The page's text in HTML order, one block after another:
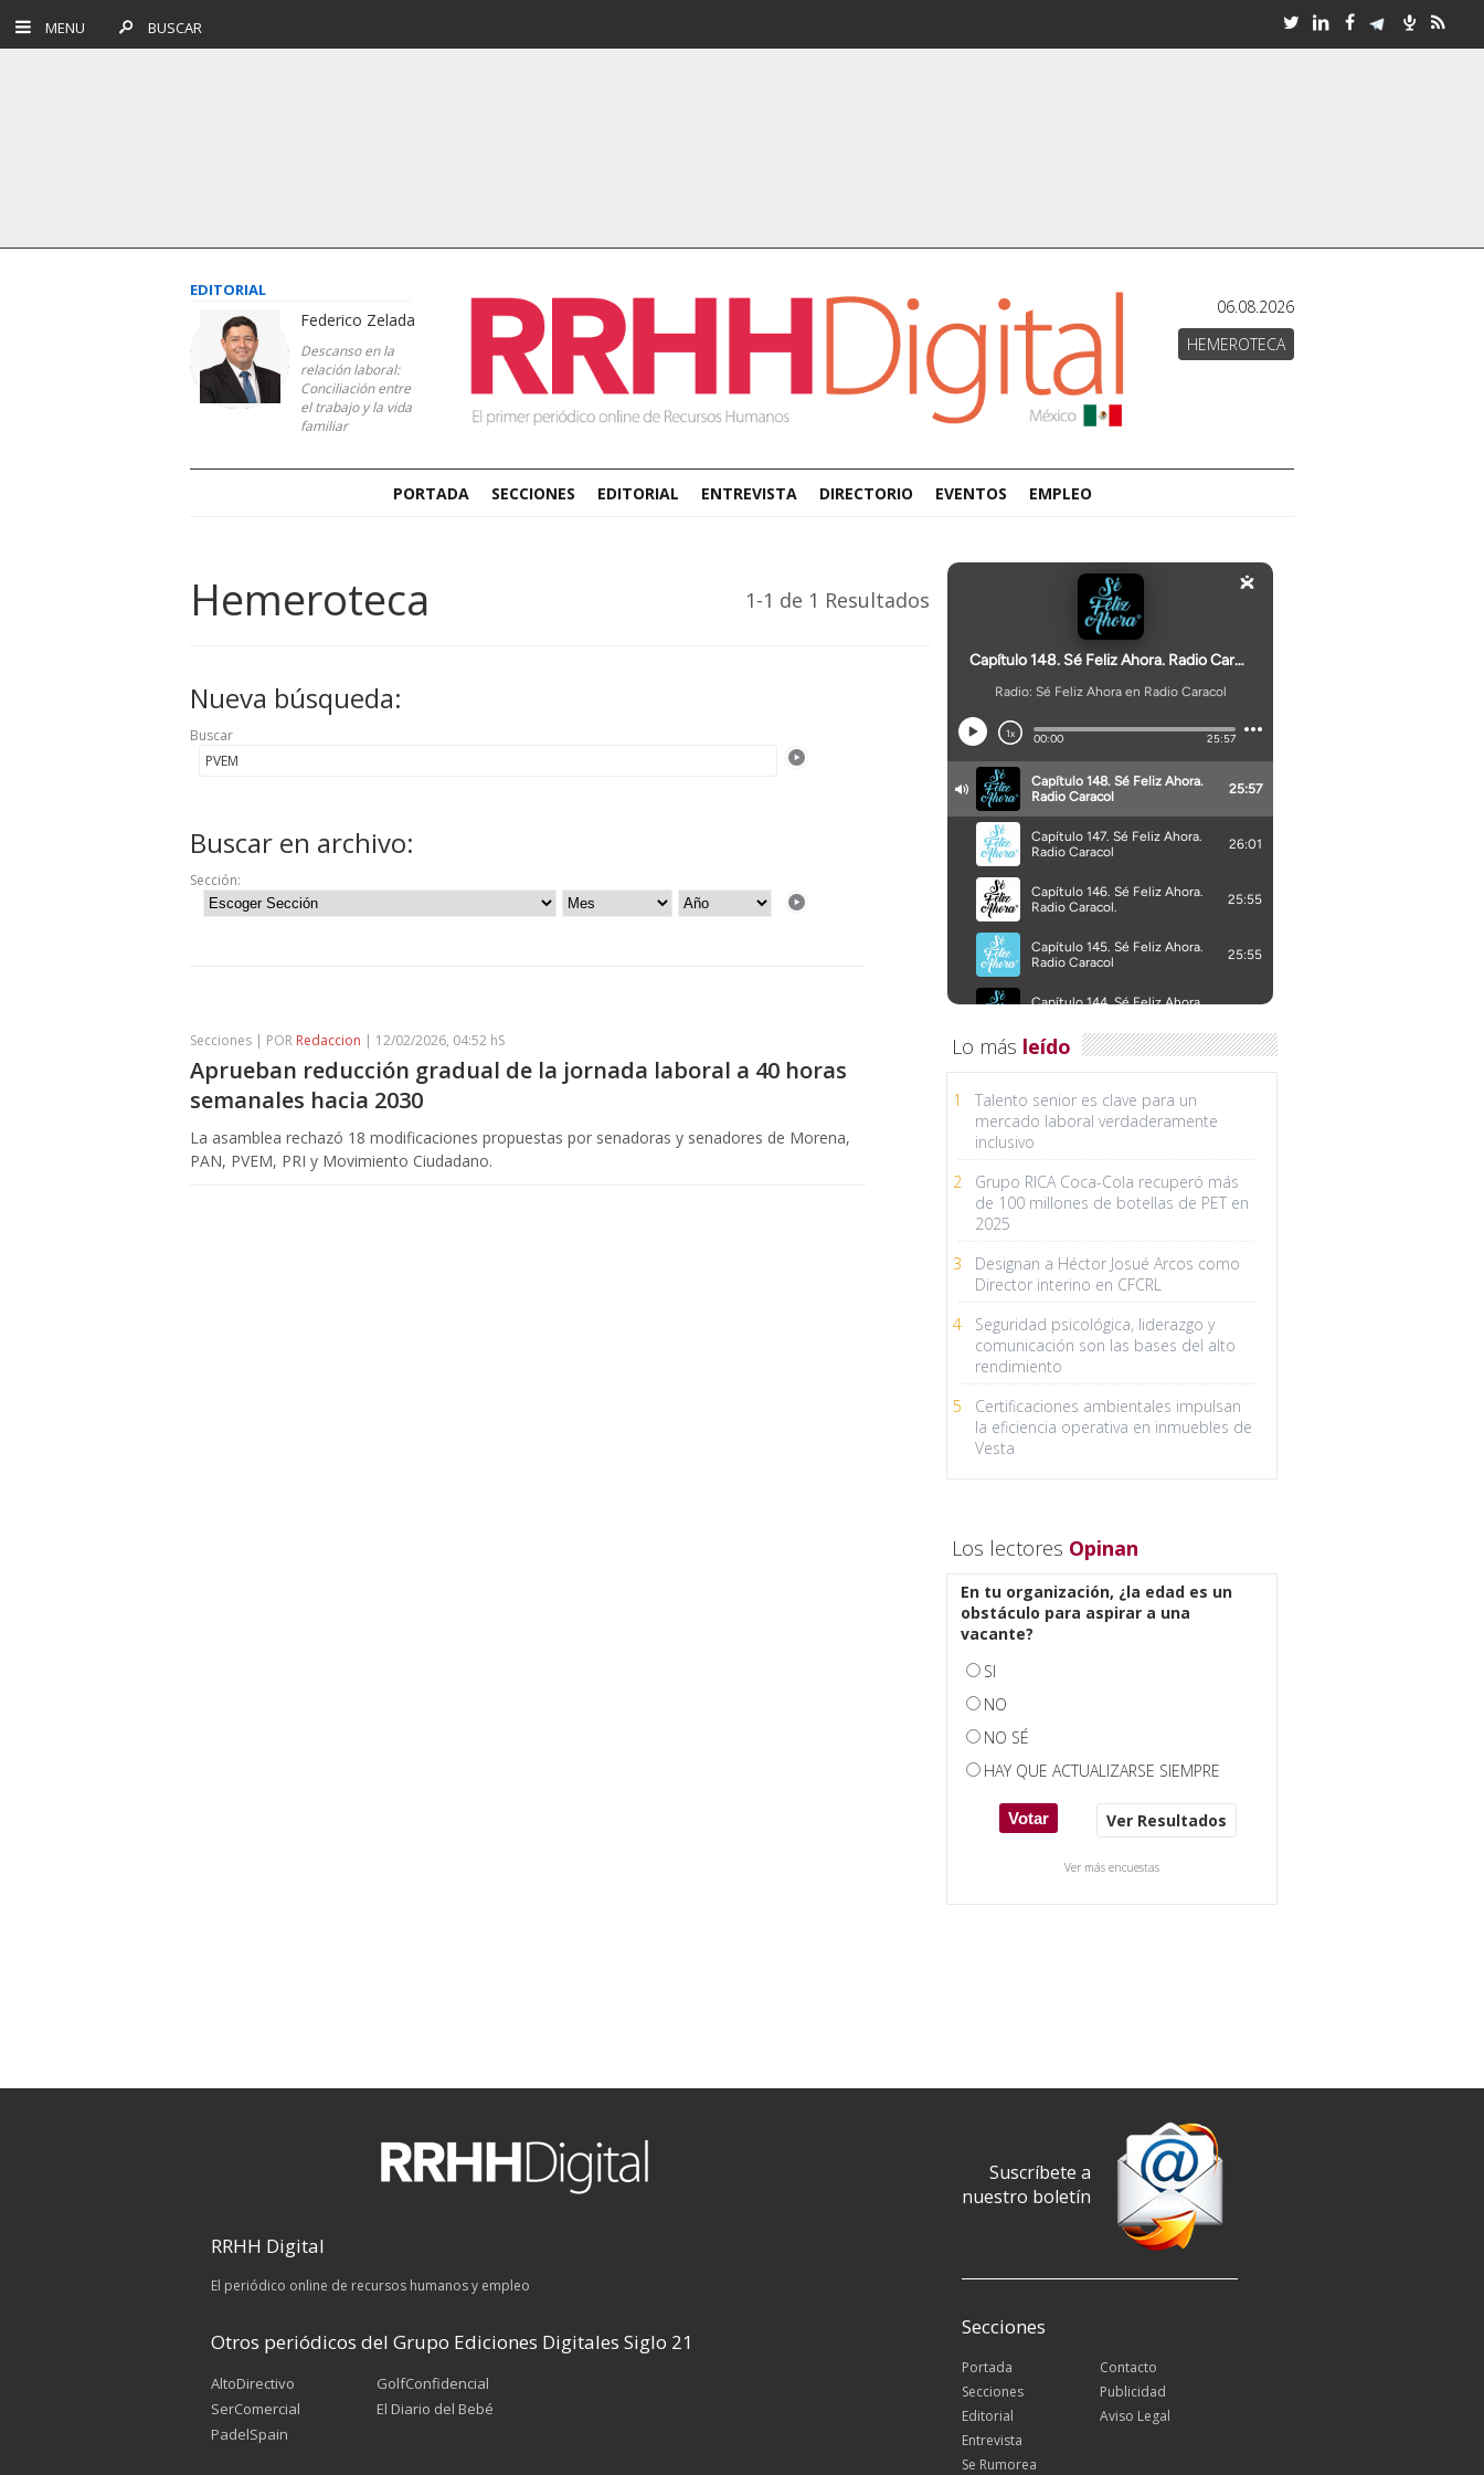
MENU BUSCAR
EDITORIAL
Federico Zelada
Descanso en la
relación laboral:
Conciliación entre
el trabajo y la vida
familiar
06.08.2026
HEMEROTECA
PORTADA SECCIONES EDITORIAL ENTREVISTA DIRECTORIO EVENTOS EMPLEO
Hemeroteca 1-1 de 1 Resultados
Nueva búsqueda:
Buscar
Buscar en archivo:
Sección:
Secciones | POR Redaccion | 12/02/2026, 04:52 hS
Aprueban reducción gradual de la jornada laboral a 40 horas
semanales hacia 2030
La asamblea rechazó 18 modificaciones propuestas por senadoras y senadores de Morena,
PAN, PVEM, PRI y Movimiento Ciudadano.
Lo más leído
1
Talento senior es clave para un
mercado laboral verdaderamente
inclusivo
2
Grupo RICA Coca-Cola recuperó más
de 100 millones de botellas de PET en
2025
3
Designan a Héctor Josué Arcos como
Director interino en CFCRL
4
Seguridad psicológica, liderazgo y
comunicación son las bases del alto
rendimiento
5
Certificaciones ambientales impulsan
la eficiencia operativa en inmuebles de
Vesta
Los lectores Opinan
En tu organización, ¿la edad es un
obstáculo para aspirar a una
vacante?
SI
NO
NO SÉ
HAY QUE ACTUALIZARSE SIEMPRE
Ver Resultados
Ver más encuestas
RRHH Digital
El periódico online de recursos humanos y empleo
Otros periódicos del Grupo Ediciones Digitales Siglo 21
AltoDirectivo
SerComercial
PadelSpain
GolfConfidencial
El Diario del Bebé
Suscríbete a
nuestro boletín
Secciones
Portada
Secciones
Editorial
Entrevista
Se Rumorea
Contacto
Publicidad
Aviso Legal